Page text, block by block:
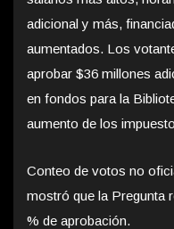
adicional y más,
aumentados. Los
aprobar $36 millones
en fondos para la
aumento de los
Conteo de votos no
mostró que la Pregunta
% de aprobación.